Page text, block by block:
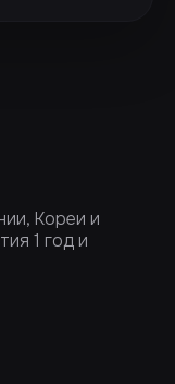
Кореи и
1 год и